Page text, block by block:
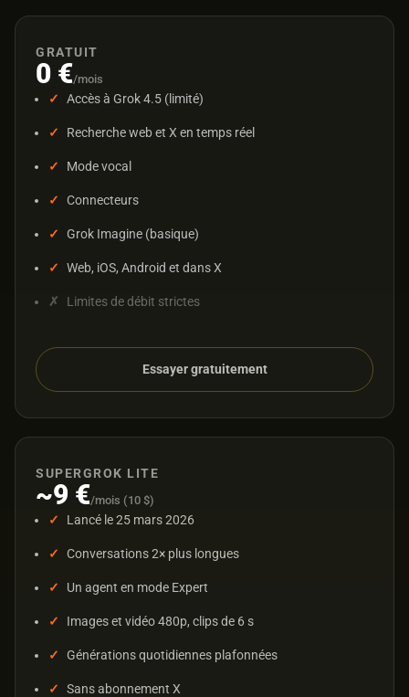
GRATUIT
0 €/mois
Accès à Grok 4.5 (limité)
Recherche web et X en temps réel
Mode vocal
Connecteurs
Grok Imagine (basique)
Web, iOS, Android et dans X
Limites de débit strictes
Essayer gratuitement
SUPERGROK LITE
~9 €/mois (10 $)
Lancé le 25 mars 2026
Conversations 2× plus longues
Un agent en mode Expert
Images et vidéo 480p, clips de 6 s
Générations quotidiennes plafonnées
Sans abonnement X